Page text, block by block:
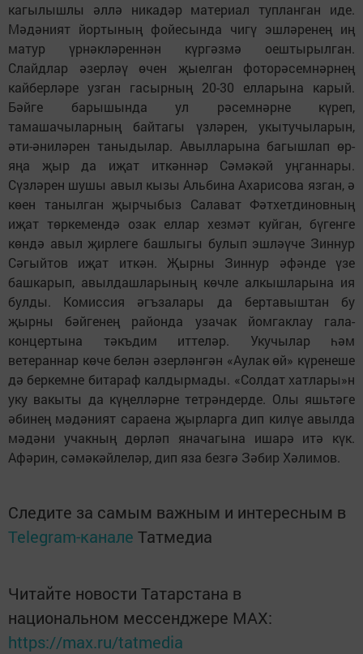
кагылышлы әллә никадәр материал тупланган иде.
Мәдәният йортының фойесында чигү эшләренең иң
матур үрнәкләреннән күргәзмә оештырылган.
Слайдлар әзерләү өчен җыелган фоторәсемнәрнең
кайберләре узган гасырның 20-30 елларына карый.
Бәйге барышында ул рәсемнәрне күреп,
тамашачыларның байтагы үзләрен, укытучыларын,
әти-әниләрен таныдылар. Авылларына багышлап өр-
яңа җыр да иҗат иткәннәр Сәмәкәй уңганнары.
Сүзләрен шушы авыл кызы Альбина Ахарисова язган, ә
көен танылган җырчыбыз Салават Фәтхетдиновның
иҗат төркемендә озак еллар хезмәт куйган, бүгенге
көндә авыл җирлеге башлыгы булып эшләүче Зиннур
Сәгыйтов иҗат иткән. Җырны Зиннур әфәнде үзе
башкарып, авылдашларының көчле алкышларына ия
булды. Комиссия әгъзалары да бертавыштан бу
җырны бәйгенең районда узачак йомгаклау гала-
концертына тәкъдим иттеләр. Укучылар һәм
ветераннар көче белән әзерләнгән «Аулак өй» күренеше
дә беркемне битараф калдырмады. «Солдат хатлары»н
уку вакыты да күңелләрне тетрәндерде. Олы яшьтәге
әбинең мәдәният сараена җырларга дип килүе авылда
мәдәни учакның дөрләп яначагына ишарә итә күк.
Афәрин, сәмәкәйлеләр, дип яза безгә Зәбир Хәлимов.
Следите за самым важным и интересным в
Telegram-канале Татмедиа
Читайте новости Татарстана в
национальном мессенджере MАХ:
https://max.ru/tatmedia